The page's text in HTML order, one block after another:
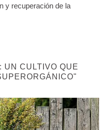
y recuperación de la
UN CULTIVO QUE